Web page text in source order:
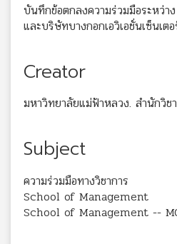
บันทึกข้อตกลงความร่วมมือระหว่า
และบริษัทบางกอกเอวิเอชั่นเซ็นเต
Creator
มหาวิทยาลัยแม่ฟ้าหลวง. สำนักวิช
Subject
ความร่วมมือทางวิชาการ
School of Management
School of Management --